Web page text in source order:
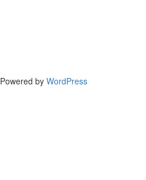
Powered by WordPress